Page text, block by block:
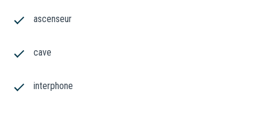
ascenseur
cave
interphone